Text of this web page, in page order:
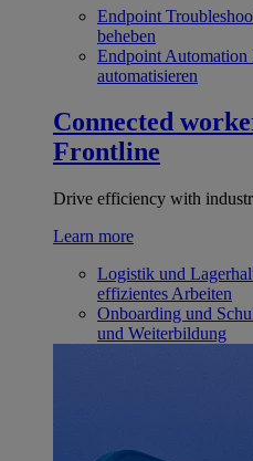
Endpoint
beheben
Endpoint Automation
automatisieren
Connected
Frontline
Drive efficiency with
Learn more
Logistik und
effizientes Arbeiten
Onboarding und
und Weiterbildung